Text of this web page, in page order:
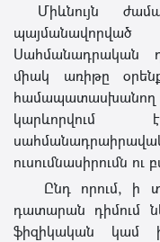
Միևնույն
Սահմանադրական
միակ առիթը
ուսումնասիրումն ու
Ընդ որում, ի
դատարան դիմում
ֆիզիկական կամ